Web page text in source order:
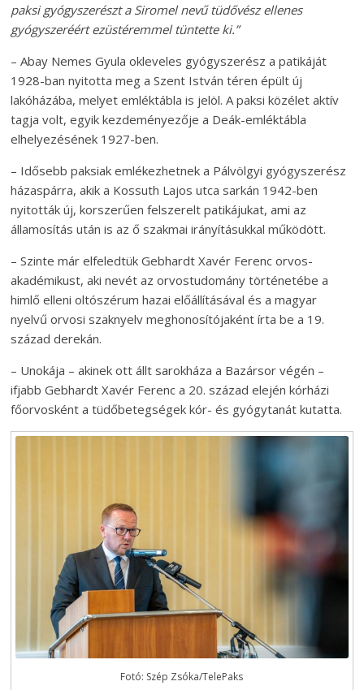
paksi gyógyszerészt a Siromel nevű tüdővész ellenes
gyógyszeréért ezüstéremmel tüntette ki.”
– Abay Nemes Gyula okleveles gyógyszerész a patikáját
1928-ban nyitotta meg a Szent István téren épült új
lakóházába, melyet emléktábla is jelöl. A paksi közélet aktív
tagja volt, egyik kezdeményezője a Deák-emléktábla
elhelyezésének 1927-ben.
– Idősebb paksiak emlékezhetnek a Pálvölgyi gyógyszerész
házaspárra, akik a Kossuth Lajos utca sarkán 1942-ben
nyitották új, korszerűen felszerelt patikájukat, ami az
államosítás után is az ő szakmai irányításukkal működött.
– Szinte már elfeledtük Gebhardt Xavér Ferenc orvos-
akadémikust, aki nevét az orvostudomány történetébe a
himlő elleni oltószérum hazai előállításával és a magyar
nyelvű orvosi szaknyelv meghonosítójaként írta be a 19.
század derekán.
– Unokája – akinek ott állt sarokháza a Bazársor végén –
ifjabb Gebhardt Xavér Ferenc a 20. század elején kórházi
főorvosként a tüdőbetegségek kór- és gyógytanát kutatta.
Fotó: Szép Zsóka/TelePaks